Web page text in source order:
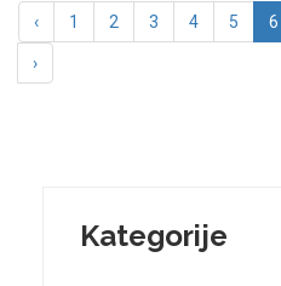
‹ 1 2 3 4 5 6
›
Kategorije